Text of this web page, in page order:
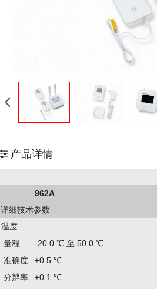
产品详情
962A
详细技术参数
温度
量程
-20.0 ℃ 至 50.0 ℃
准确度
±0.5 ℃
分辨率
±0.1 ℃